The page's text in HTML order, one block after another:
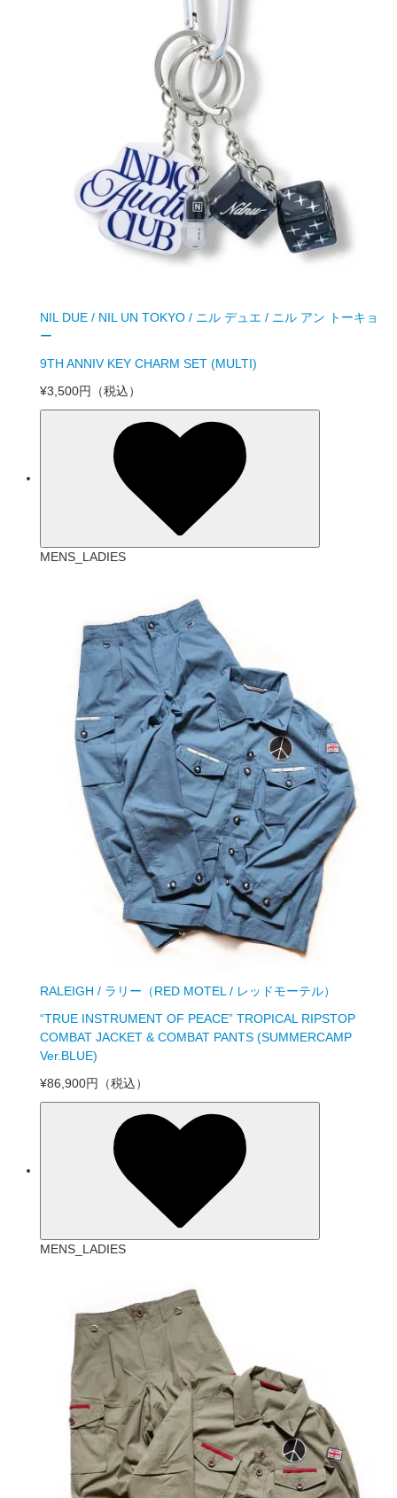
NIL DUE / NIL UN TOKYO / ニル デュエ / ニル アン トーキョ
ー
9TH ANNIV KEY CHARM SET (MULTI)
¥3,500円
（税込）
MENS_LADIES
RALEIGH / ラリー（RED MOTEL / レッドモーテル）
“TRUE INSTRUMENT OF PEACE” TROPICAL RIPSTOP
COMBAT JACKET & COMBAT PANTS (SUMMERCAMP
Ver.BLUE)
¥86,900円
（税込）
MENS_LADIES